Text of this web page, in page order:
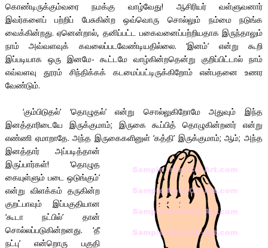
கொண்டிருக்கும்வரை நமக்கு வாழ்வேது! ஆசிரியர் வள்ளுவனார்
இவர்களைப் பற்றிப் பேசுகின்ற ஒவ்வொரு சொல்லும் நம்மை நடுங்க
வைக்கின்றது. ஏனென்றால், தனிப்பட்ட பகைவனைப்பற்றியதாக இருந்தாலும்
நாம் அவ்வளவுக் கவலைப்படவேண்டியதில்லை. ‘இனம்’ என்று கூறி
இப்படியாக ஒரு இனமே- கூட்டமே வாழ்கின்றதென்று குறிப்பிட்டால் நாம்
எவ்வளவு தூரம் சிந்திக்கக் கடமைப்பட்டிருக்கிறோம் என்பதனை உணர
வேண்டும்.
‘கும்பிடுதல்’ ‘தொழுதல்’ என்று சொல்லுகிறோமே அதுவும் இந்த
இனத்தாரிடையே இருக்குமாம்; இருகை கூப்பித் தொழுகின்றனர் என்று
எண்ணி ஏமாறாதே. அந்த இருகைகளினுள் ‘கத்தி’ இருக்குமாம்; ஆம்; அந்த
இனத்தார் அப்படித்தான்
இருப்பார்கள்! ‘தொழுத
கையுள்ளும் படை ஒடுங்கும்’
என்று விளக்கம் தருகின்ற
குறட்பாவும் இப்பகுதியான
‘கூடா நட்பில்’ தான்
சொல்லப்படுகின்றனது. ‘தீ
நட்பு’ என்றொரு பகுதி